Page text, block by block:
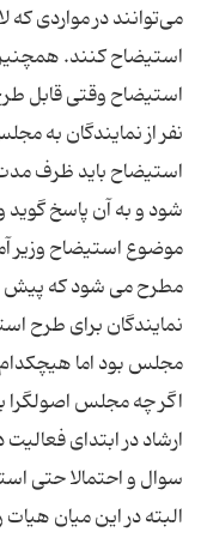
می‏‌توانند در مواردی‏ كه‏
استیضاح‏ كنند.
استیضاح‏ وقتی‏ قابل‏
نفر از نمایندگان‏ به‏
استیضاح‏ باید ظرف‏
موضوع استیضاح وزیر
مطرح می شود که پیش
نمایندگان برای طرح
مجلس بود اما
اگر چه مجلس اصولگرا
ارشاد در ابتدای
البته در این میان